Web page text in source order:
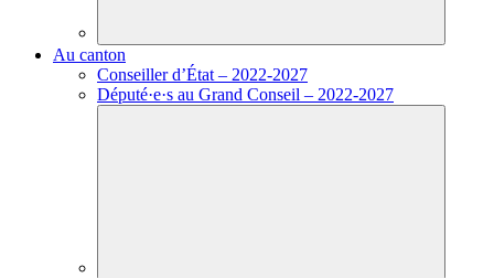
Au canton
Conseiller d’État – 2022-2027
Député·e·s au Grand Conseil – 2022-2027